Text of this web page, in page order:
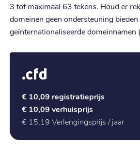
3 tot maximaal 63 tekens. Houd er
domeinen geen ondersteuning
geïnternationaliseerde domeinnamen
.cfd
€ 10,09 registratieprijs
€ 10,09 verhuisprijs
€ 15,19 Verlengingsprijs / jaar